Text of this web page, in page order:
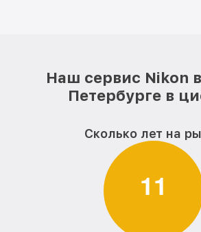
Наш сервис Nikon
Петербурге в
Сколько лет на
11